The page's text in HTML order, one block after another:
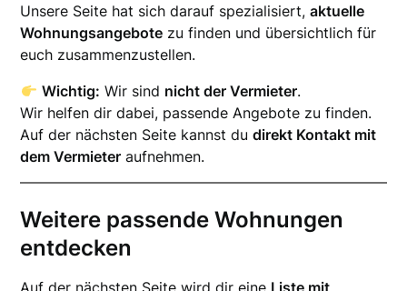
Unsere Seite hat sich darauf spezialisiert,aktuelle
Wohnungsangebote zu finden und übersichtlich für
euch zusammenzustellen.
Wichtig: Wir sind nicht der Vermieter.
Wir helfen dir dabei, passende Angebote zu finden.
Auf der nächsten Seite kannst dudirekt Kontakt mit
dem Vermieter aufnehmen.
Weitere passende Wohnungen
entdecken